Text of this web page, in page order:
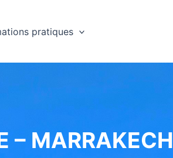
pratiques
– MARRAKECH